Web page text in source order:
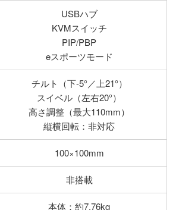
USBハブ
KVMスイッチ
PIP/PBP
eスポーツモード
チルト（下-5°／上21°）
スイベル（左右20°）
高さ調整（最大110mm）
縦横回転：非対応
100×100mm
非搭載
本体：約7.76kg